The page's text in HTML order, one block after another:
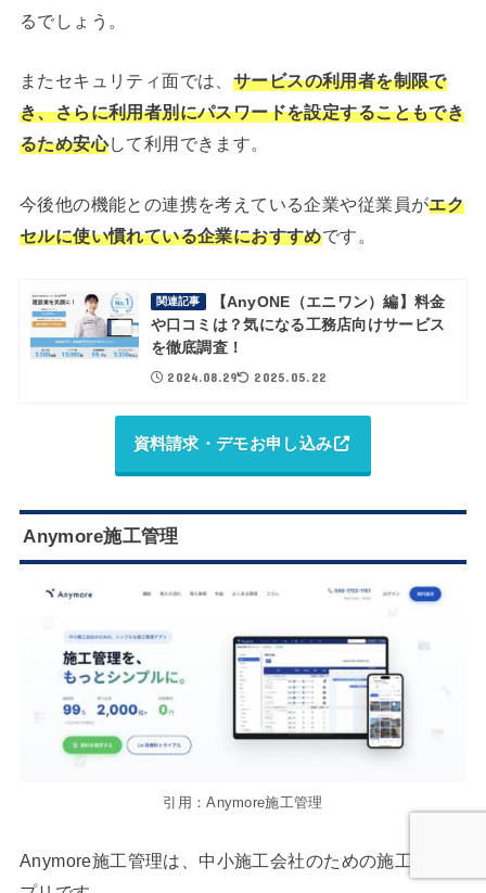
るでしょう。
またセキュリティ面では、 サービスの利用者を制限で
き、さらに利用者別にパスワードを設定することもでき
るため安心して利用できます。
今後他の機能との連携を考えている企業や従業員がエク
セルに使い慣れている企業におすすめです。
関連記事
【AnyONE（エニワン）編】料金
や口コミは？気になる工務店向けサービス
を徹底調査！
2024.08.29 2025.05.22
資料請求・デモお申し込み
Anymore施工管理
引用：Anymore施工管理
Anymore施工管理は、中小施工会社のための施工管理ア